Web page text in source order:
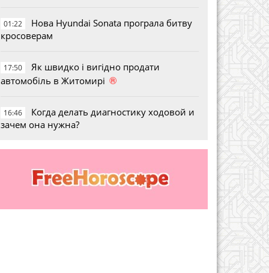
01:22
Нова Hyundai Sonata програла битву
кросоверам
17:50
Як швидко і вигідно продати
автомобіль в Житомирі ®
16:46
Когда делать диагностику ходовой и
зачем она нужна?